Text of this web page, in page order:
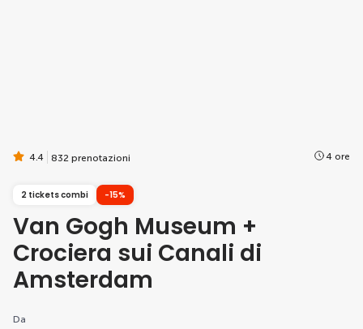
4.4 832 prenotazioni 4 ore
2 tickets combi -15%
Van Gogh Museum +
Crociera sui Canali di
Amsterdam
Da